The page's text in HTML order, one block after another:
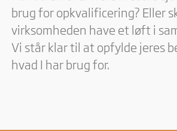
brug for opkvalificering? Eller
virksomheden have et løft i
Vi står klar til at opfylde jeres
hvad I har brug for.